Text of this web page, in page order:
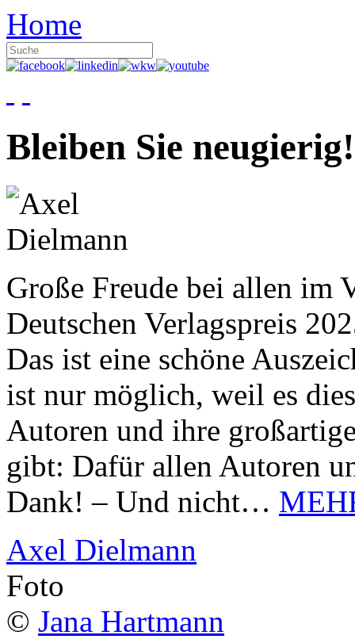
Home
Bleiben Sie neugierig!
Große Freude bei allen im
Deutschen Verlagspreis
Das ist eine schöne
ist nur möglich, weil es
Autoren und ihre
gibt: Dafür allen Autoren
Dank! – Und nicht…
Axel Dielmann
Foto
© Jana Hartmann